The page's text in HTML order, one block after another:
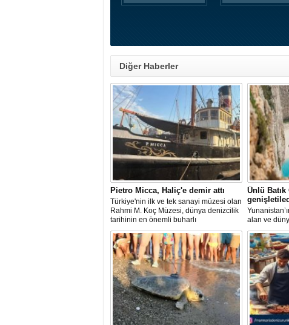
Diğer Haberler
Pietro Micca, Haliç'e demir attı
Türkiye'nin ilk ve tek sanayi müzesi olan
Rahmi M. Koç Müzesi, dünya denizcilik
tarihinin en önemli buharlı
römorkörlerinden biri olarak kabul
edilen Pietro Micca'yı koleksiyonuna
kazandırdı.
Ünlü Batık
alan ve
yaklaşık
planlanıyor.